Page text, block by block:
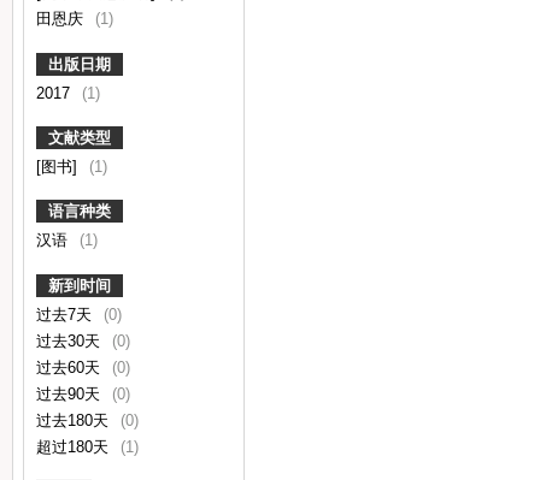
田恩庆
(1)
出版日期
2017
(1)
文献类型
[图书]
(1)
语言种类
汉语
(1)
新到时间
过去7天
(0)
过去30天
(0)
过去60天
(0)
过去90天
(0)
过去180天
(0)
超过180天
(1)